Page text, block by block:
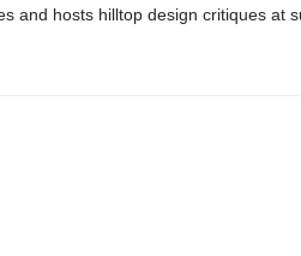
and hosts hilltop design critiques at